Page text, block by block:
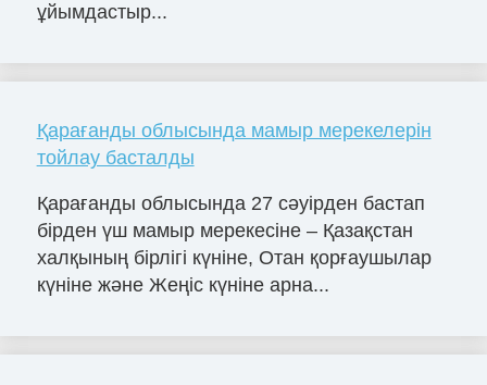
ұйымдастыр...
Қарағанды облысында мамыр мерекелерін
тойлау басталды
Қарағанды облысында 27 сәуірден бастап
бірден үш мамыр мерекесіне – Қазақстан
халқының бірлігі күніне, Отан қорғаушылар
күніне және Жеңіс күніне арна...